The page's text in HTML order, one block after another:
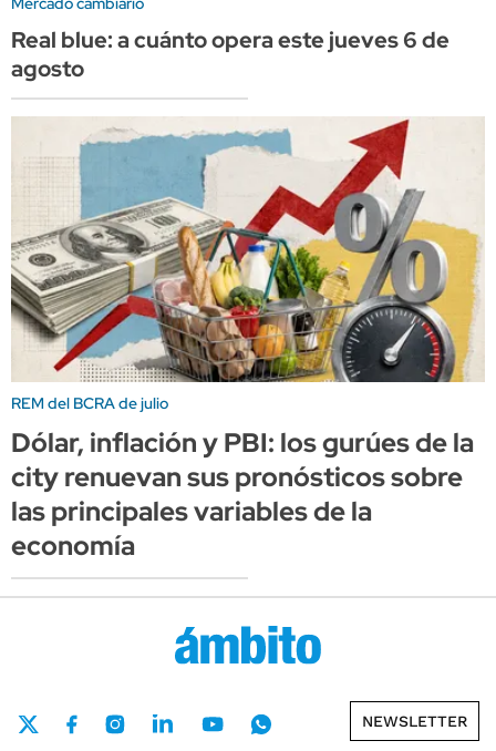
Real blue: a cuánto opera este jueves 6 de
agosto
REM del BCRA de julio
Dólar, inflación y PBI: los gurúes de la
city renuevan sus pronósticos sobre
las principales variables de la
economía
NEWSLETTER